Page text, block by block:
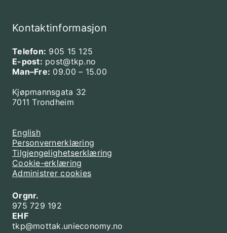
Kontaktinformasjon
Telefon: 905 15 125
E-post: post@tkp.no
Man–Fre: 09.00 – 15.00
Kjøpmannsgata 32
7011 Trondheim
English
Personvernerklæring
Tilgjengelighetserklæring
Cookie-erklæring
Administrer cookies
Orgnr.
975 729 192
EHF
tkp@mottak.unieconomy.no